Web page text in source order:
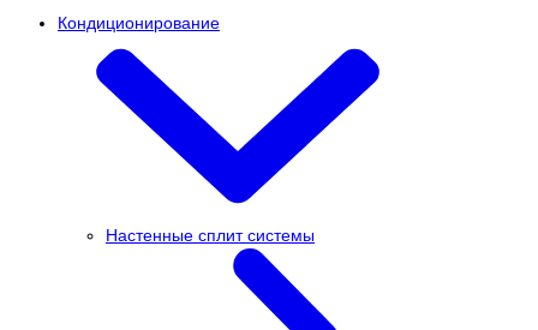
Кондиционирование
Настенные сплит системы